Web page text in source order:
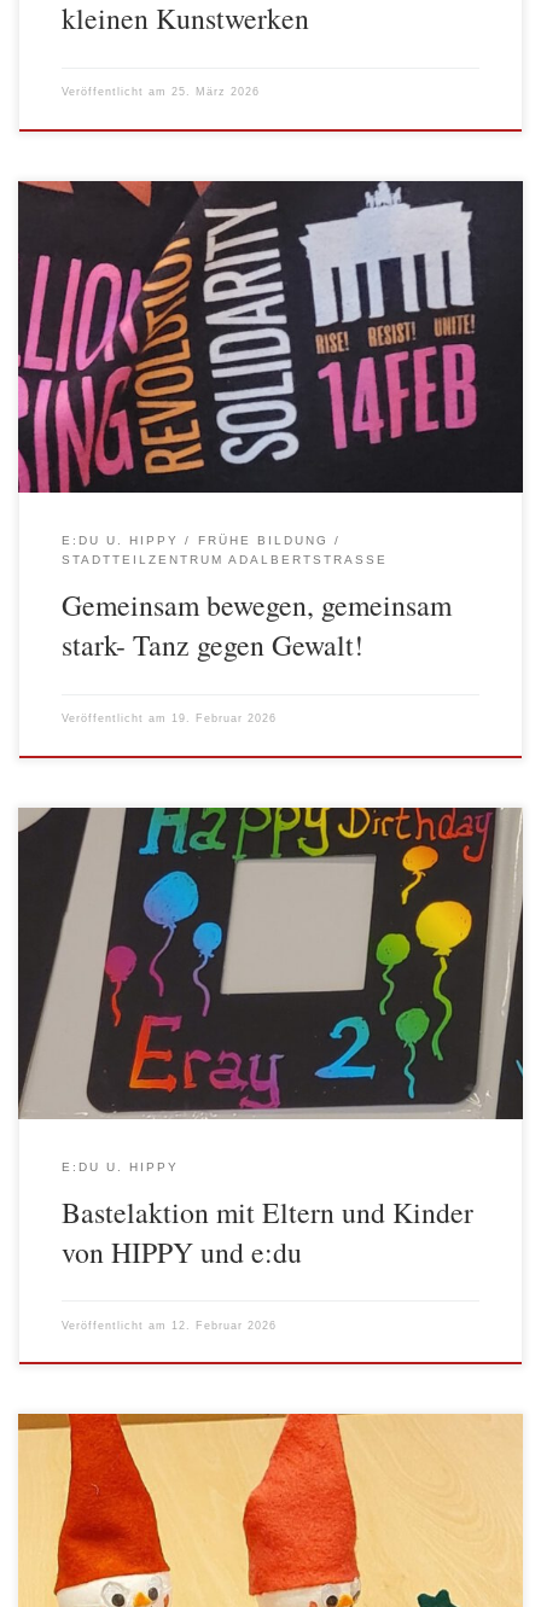
kleinen Kunstwerken
Veröffentlicht am 25. März 2026
Im Rahmen von One Billion Rising haben wir gemeinsam mit
vielen anderen Menschen ein Zeichen gesetzt. Die weltweite
Aktion findet jedes Jahr am 14 Februar statt und macht auf Gewalt
gegen Frauen und Mädchen aufmerksam. Jedes Jahr treffen wir
uns dafür vor Ort mit allen Kolleg*innen, um Solidarität, Stärke
und […]
E:DU U. HIPPY
FRÜHE BILDUNG
STADTTEILZENTRUM ADALBERTSTRASSE
Gemeinsam bewegen, gemeinsam
stark- Tanz gegen Gewalt!
Veröffentlicht am 19. Februar 2026
Bei unserem letzten Gruppentreffen vor dem Ramadan fand eine
gemeinsame Bastelaktion mit Eltern und Kindern statt. In
fröhlicher Atmosphäre wurden kreative Werke gestaltet. Es
entstanden unter anderem Bilderrahmen, Türschilder und Herzen,
die mit der Kratztechnik liebevoll verziert wurden. Alle – Kinder
und Eltern – hatten viel Spaß und freuten sich […]
E:DU U. HIPPY
Bastelaktion mit Eltern und Kinder
von HIPPY und e:du
Veröffentlicht am 12. Februar 2026
Im Familienzentrum Wattstraße wurde in der Donnerstag-e:du-
Eltern-Kind-Spielgruppe mit Claudia fleißig gebastelt. Gemeinsam
mit Eltern, Kleinkindern und ihren Geschwistern entstanden viele
kleine Schneemänner. Mit viel Spaß und Kreativität wurden die
winterlichen Figuren gestaltet – und das Ergebnis konnte sich